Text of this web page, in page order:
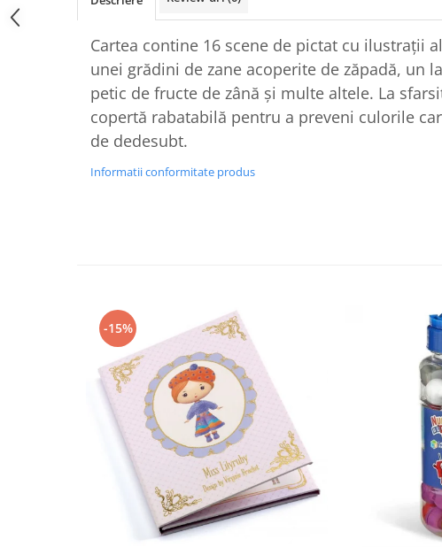
Cartea contine 16 scene de pictat cu ilustrații
unei grădini de zane acoperite de zăpadă, un
petic de fructe de zână și multe altele. La
copertă rabatabilă pentru a preveni culorile
de dedesubt.
Informatii conformitate produs
-15%